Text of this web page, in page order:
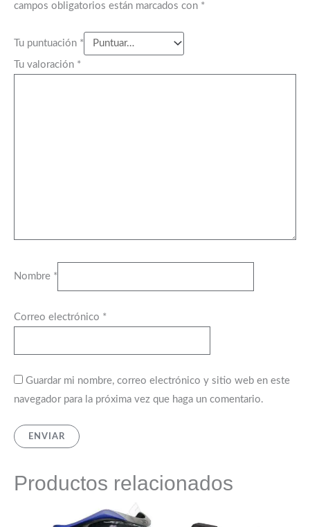
campos obligatorios están marcados con *
Tu puntuación *
Tu valoración *
Nombre *
Correo electrónico *
Guardar mi nombre, correo electrónico y sitio web en este
navegador para la próxima vez que haga un comentario.
Productos relacionados